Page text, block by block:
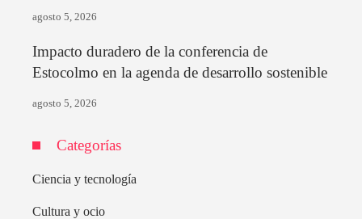
agosto 5, 2026
Impacto duradero de la conferencia de
Estocolmo en la agenda de desarrollo sostenible
agosto 5, 2026
Categorías
Ciencia y tecnología
Cultura y ocio